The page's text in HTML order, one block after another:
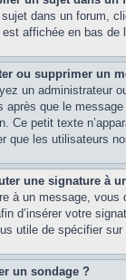
dans un forum,
affichée en bas
ou supprimer un
un administrateur
après que le
Ce petit texte
que les utilisateurs
une signature à
à un message, vous
d’insérer votre
utile de spécifier
un sondage ?